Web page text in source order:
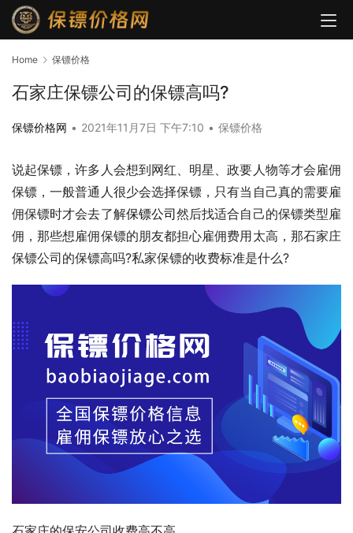
Home 保镖价格
石家庄保镖公司的保镖高吗?
保镖价格网 • 2021年11月7日 下午7:10 • 保镖价格
说起保镖，许多人会想到网红、明星、政要人物等才会雇佣
保镖，一般普通人很少会选择保镖，只有当自己真的需要雇
佣保镖时才会去了解保镖公司然后找适合自己的保镖类型雇
佣，那些想雇佣保镖的朋友都担心雇佣费用太高，那石家庄
保镖公司的保镖高吗?私家保镖的收费标准是什么?